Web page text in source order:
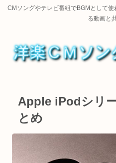
CMソングやテレビ番組でBGMとして
る動画と
Apple iPodシリ
とめ